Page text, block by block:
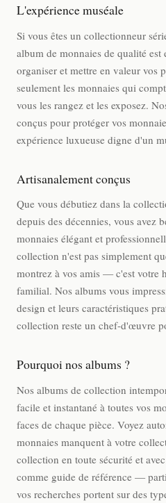
L'expérience muséale
Si vous êtes un collectionneur
album de monnaies de qualité est
organiser et mettre en valeur vos
seulement les monnaies qui
vous les rangez et les exposez.
conçus pour protéger vos
expérience luxueuse digne d'un
Artisanalement conçus
Que vous débutiez dans la
depuis des décennies, vous avez
monnaies élégant et
collection n'est pas simplement
montrez à vos amis — c'est votre
familial. Nos albums vous
design et leurs caractéristiques
collection reste un chef-d'œuvre
Pourquoi nos albums ?
Nos albums de collection
facile et instantané à toutes vos
faces de chaque pièce. Voyez
monnaies manquent à votre
collection en toute sécurité et
comme guide de référence —
vos recherches portent sur des